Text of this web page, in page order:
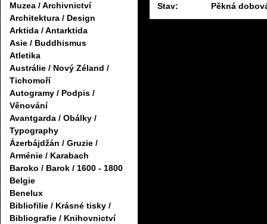
Muzea / Archivnictví
Architektura / Design
Arktida / Antarktida
Asie / Buddhismus
Atletika
Austrálie / Nový Zéland /
Tichomoří
Autogramy / Podpis /
Věnování
Avantgarda / Obálky /
Typography
Ázerbájdžán / Gruzie /
Arménie / Karabach
Baroko / Barok / 1600 - 1800
Belgie
Benelux
Bibliofilie / Krásné tisky /
Bibliografie / Knihovnictví
Stav: Pěkná